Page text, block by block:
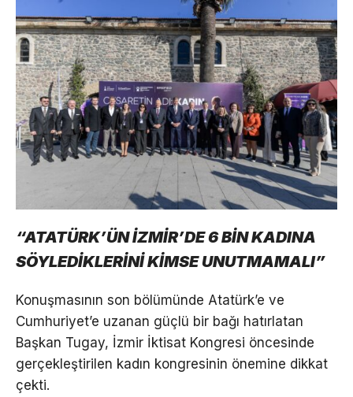
“ATATÜRK’ÜN İZMİR’DE 6 BİN KADINA
SÖYLEDİKLERİNİ KİMSE UNUTMAMALI”
Konuşmasının son bölümünde Atatürk’e ve
Cumhuriyet’e uzanan güçlü bir bağı hatırlatan
Başkan Tugay, İzmir İktisat Kongresi öncesinde
gerçekleştirilen kadın kongresinin önemine dikkat
çekti.